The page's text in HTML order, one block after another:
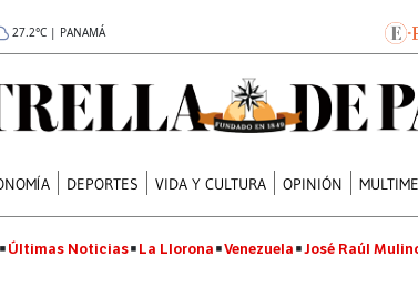
27.2°C | PANAMÁ
DEPORTES VIDA Y CULTURA OPINIÓN
Últimas Noticias La Llorona Venezuela José Raúl